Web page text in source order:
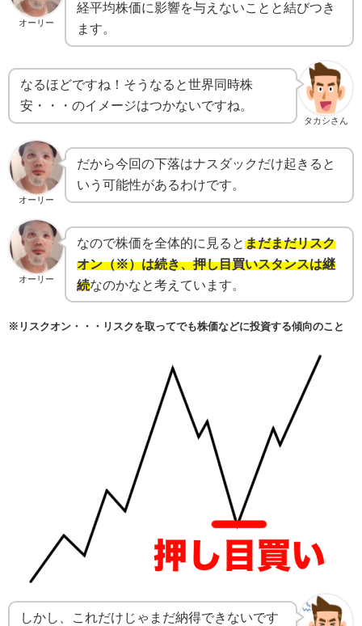
オーリー
経平均株価に影響を与えないことと結びつき
ます。
タカシさん
なるほどですね！そうなると世界同時株
安・・・のイメージはつかないですね。
オーリー
だから今回の下落はナスダックだけ起きると
いう可能性があるわけです。
オーリー
なので株価を全体的に見るとまだまだリスク
オン（※）は続き、押し目買いスタンスは継
続なのかなと考えています。
※リスクオン・・・リスクを取ってでも株価などに投資する傾向のこと
しかし、これだけじゃまだ納得できないです